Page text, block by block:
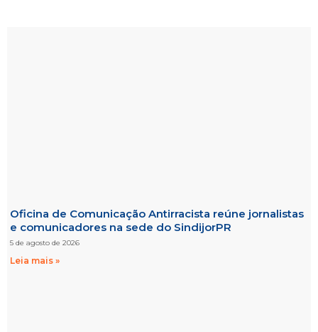
Oficina de Comunicação Antirracista reúne jornalistas
e comunicadores na sede do SindijorPR
5 de agosto de 2026
Leia mais »